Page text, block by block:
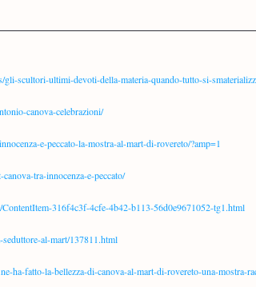
scultori-ultimi-devoti-della-materia-quando-tutto-si-
canova-celebrazioni/
e-peccato-la-mostra-al-mart-di-rovereto/?amp=1
tra-innocenza-e-peccato/
316f4c3f-4cfe-4b42-b113-56d0e9671052-tg1.html
al-mart/137811.html
ha-fatto-la-bellezza-di-canova-al-mart-di-rovereto-una-mostra-